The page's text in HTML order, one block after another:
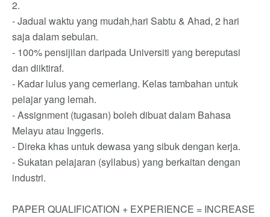
2.
- Jadual waktu yang mudah,hari Sabtu & Ahad, 2 hari
saja dalam sebulan.
- 100% pensijilan daripada Universiti yang bereputasi
dan diiktiraf.
- Kadar lulus yang cemerlang. Kelas tambahan untuk
pelajar yang lemah.
- Assignment (tugasan) boleh dibuat dalam Bahasa
Melayu atau Inggeris.
- Direka khas untuk dewasa yang sibuk dengan kerja.
- Sukatan pelajaran (syllabus) yang berkaitan dengan
industri.
PAPER QUALIFICATION + EXPERIENCE = INCREASE